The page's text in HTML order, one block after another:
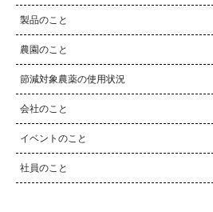
製品のこと
農園のこと
節減対象農薬の使用状況
会社のこと
イベントのこと
社員のこと